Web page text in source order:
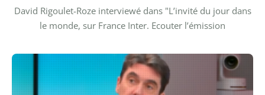
David Rigoulet-Roze interviewé dans "L’invité du jour dans
le monde, sur France Inter. Ecouter l’émission